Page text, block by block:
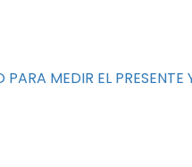
MEDIR EL PRESENTE